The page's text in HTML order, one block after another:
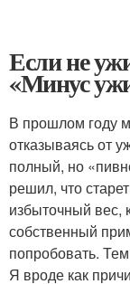
Если не
«Минус
В прошлом году
отказываясь от
полный, но
решил, что
избыточный вес,
собственный
попробовать.
Я вроде как